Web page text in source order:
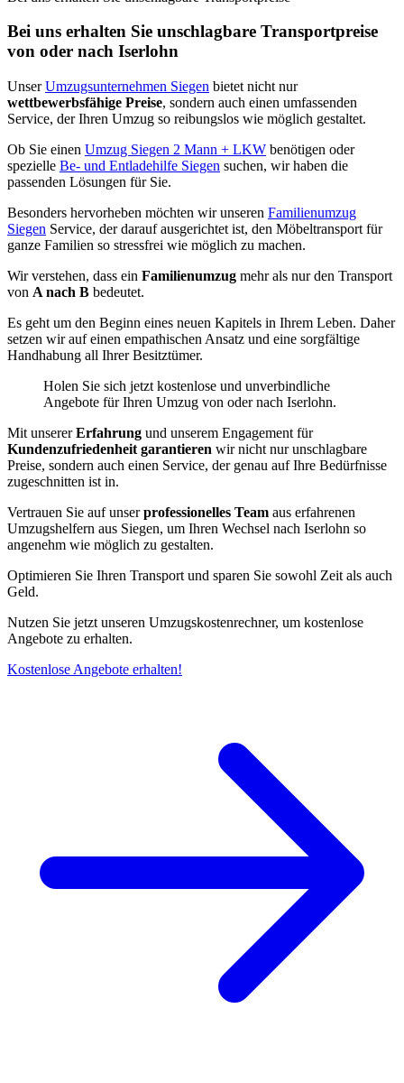
Bei uns erhalten Sie unschlagbare Transportpreise
von oder nach Iserlohn
UnserUmzugsunternehmen Siegen bietet nicht nur
wettbewerbsfähige Preise, sondern auch einen umfassenden
Service, der Ihren Umzug so reibungslos wie möglich gestaltet.
Ob Sie einen Umzug Siegen 2 Mann + LKW benötigen oder
spezielle Be- und Entladehilfe Siegen suchen, wir haben die
passenden Lösungen für Sie.
Besonders hervorheben möchten wir unseren Familienumzug
Siegen Service, der darauf ausgerichtet ist, den Möbeltransport für
ganze Familien so stressfrei wie möglich zu machen.
Wir verstehen, dass ein Familienumzug mehr als nur den Transport
von A nach B bedeutet.
Es geht um den Beginn eines neuen Kapitels in Ihrem Leben. Daher
setzen wir auf einen empathischen Ansatz und eine sorgfältige
Handhabung all Ihrer Besitztümer.
Holen Sie sich jetzt kostenlose und unverbindliche
Angebote für Ihren Umzug von oder nach Iserlohn.
Mit unsererErfahrung und unserem Engagement für
Kundenzufriedenheit garantieren wir nicht nur unschlagbare
Preise, sondern auch einen Service, der genau auf Ihre Bedürfnisse
zugeschnitten ist in.
Vertrauen Sie auf unserprofessionelles Team aus erfahrenen
Umzugshelfern aus Siegen, um Ihren Wechsel nach Iserlohn so
angenehm wie möglich zu gestalten.
Optimieren Sie Ihren Transport und sparen Sie sowohl Zeit als auch
Geld.
Nutzen Sie jetzt unseren Umzugskostenrechner, um kostenlose
Angebote zu erhalten.
Kostenlose Angebote erhalten!